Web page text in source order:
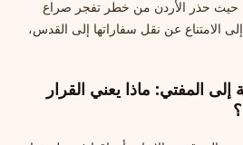
حيث حذر الأردن من خطر تفجر صراع
الامتناع عن نقل سفاراتها إلى القدس،
المفتي: ماذا يعني القرار